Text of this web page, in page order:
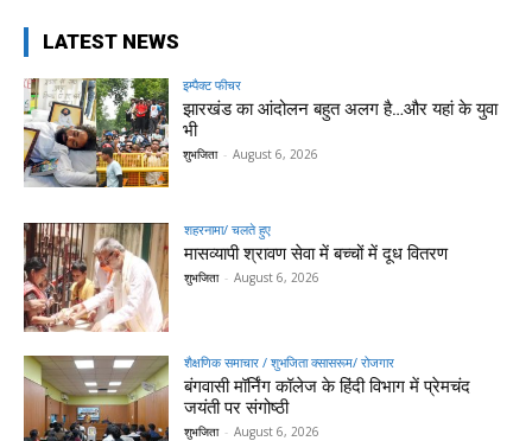
LATEST NEWS
इम्पैक्ट फीचर
झारखंड का आंदोलन बहुत अलग है…और यहां के युवा
भी
शुभजिता - August 6, 2026
शहरनामा/ चलते हुए
मासव्यापी श्रावण सेवा में बच्चों में दूध वितरण
शुभजिता - August 6, 2026
शैक्षणिक समाचार / शुभजिता क्सासरूम/ रोजगार
बंगवासी मॉर्निंग कॉलेज के हिंदी विभाग में प्रेमचंद
जयंती पर संगोष्ठी
शुभजिता - August 6, 2026